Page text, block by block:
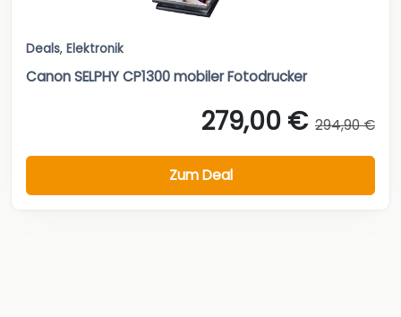
Deals, Elektronik
Canon SELPHY CP1300 mobiler Fotodrucker
279,00 € 294,90 €
Zum Deal